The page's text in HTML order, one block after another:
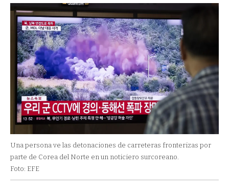
Una persona ve las detonaciones de carreteras fronterizas por
parte de Corea del Norte en un noticiero surcoreano.
Foto: EFE